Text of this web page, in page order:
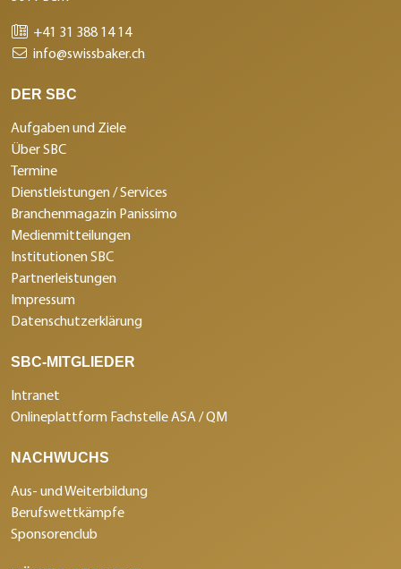
+41 31 388 14 14
info@swissbaker.ch
DER SBC
Aufgaben und Ziele
Über SBC
Termine
Dienstleistungen / Services
Branchenmagazin Panissimo
Medienmitteilungen
Institutionen SBC
Partnerleistungen
Impressum
Datenschutzerklärung
SBC-MITGLIEDER
Intranet
Onlineplattform Fachstelle ASA / QM
NACHWUCHS
Aus- und Weiterbildung
Berufswettkämpfe
Sponsorenclub